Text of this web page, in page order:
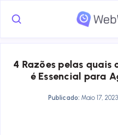
4 Razões pelas quais
é Essencial para
Publicado: Maio 17, 2023